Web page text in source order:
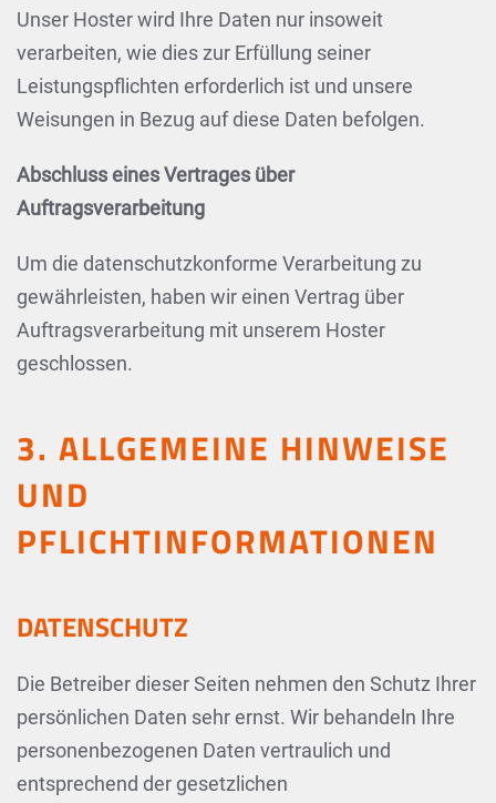
Unser Hoster wird Ihre Daten nur insoweit
verarbeiten, wie dies zur Erfüllung seiner
Leistungspflichten erforderlich ist und unsere
Weisungen in Bezug auf diese Daten befolgen.
Abschluss eines Vertrages über
Auftragsverarbeitung
Um die datenschutzkonforme Verarbeitung zu
gewährleisten, haben wir einen Vertrag über
Auftragsverarbeitung mit unserem Hoster
geschlossen.
3. ALLGEMEINE HINWEISE
UND
PFLICHTINFORMATIONEN
DATENSCHUTZ
Die Betreiber dieser Seiten nehmen den Schutz Ihrer
persönlichen Daten sehr ernst. Wir behandeln Ihre
personenbezogenen Daten vertraulich und
entsprechend der gesetzlichen